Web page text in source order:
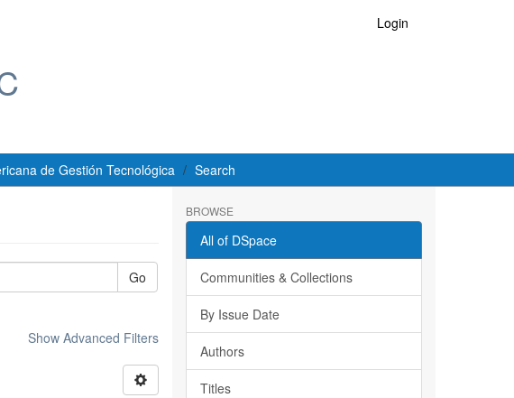
Login
de Gestión Tecnológica Search
Go
Show Advanced Filters
BROWSE
All of DSpace
Communities & Collections
By Issue Date
Authors
Titles